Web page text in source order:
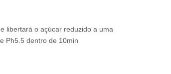
libertará o açúcar reduzido a uma
Ph5.5 dentro de 10min